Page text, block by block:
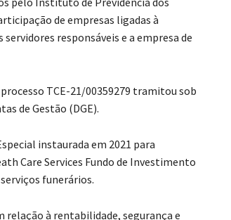
de empresas ligadas à
responsáveis e a empresa de
TCE-21/00359279 tramitou sob
de Gestão (DGE).
instaurada em 2021 para
Care Services Fundo de Investimento
funerários.
relação à rentabilidade, segurança e